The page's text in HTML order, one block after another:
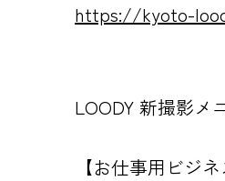
https://kyoto-
LOODY 新撮影メ
【お仕事用ビジ